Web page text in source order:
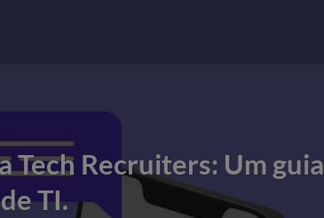
Tech Recruiters: Um guia
TI.